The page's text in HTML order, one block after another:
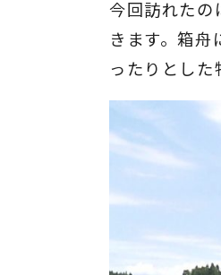
今回訪れた
きます。箱
ったりとした